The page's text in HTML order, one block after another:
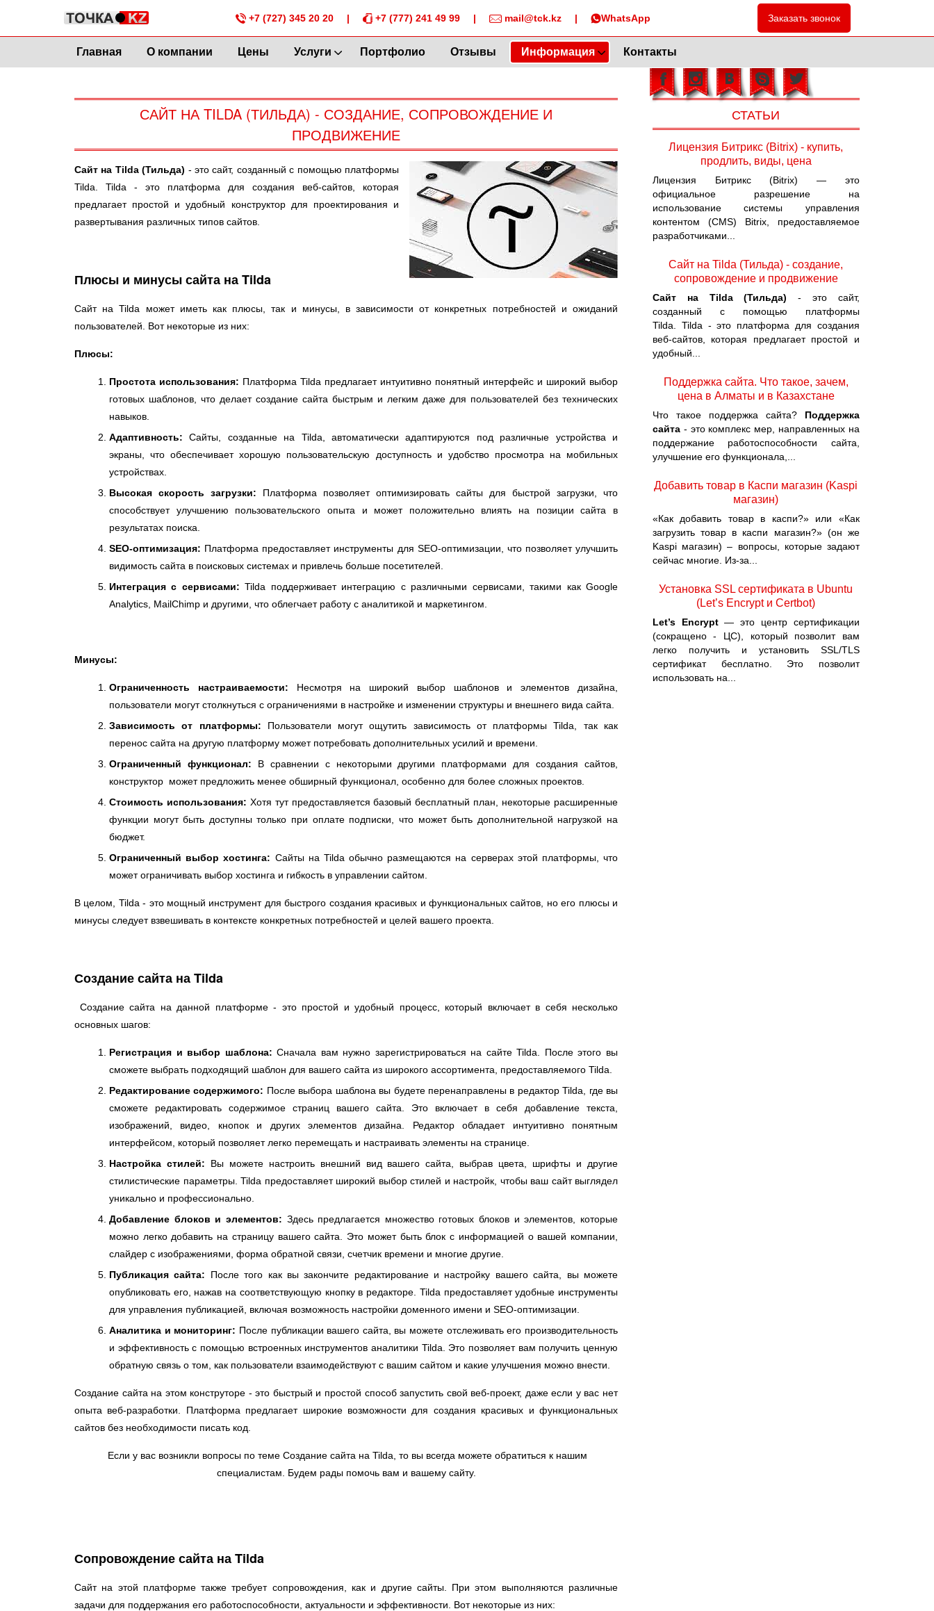
+7 (727) 345 20 20 | +7 (777) 241 49 99 | mail@tck.kz | WhatsApp Заказать звонок
Главная О компании Цены Услуги Портфолио Отзывы Информация Контакты
САЙТ НА TILDA (ТИЛЬДА) - СОЗДАНИЕ, СОПРОВОЖДЕНИЕ И
ПРОДВИЖЕНИЕ
Сайт на Tilda (Тильда) - это сайт, созданный с помощью платформы
Tilda. Tilda - это платформа для создания веб-сайтов, которая
предлагает простой и удобный конструктор для проектирования и
развертывания различных типов сайтов.
Плюсы и минусы сайта на Tilda
Сайт на Tilda может иметь как плюсы, так и минусы, в зависимости от конкретных потребностей и ожиданий
пользователей. Вот некоторые из них:
Плюсы:
Простота использования: Платформа Tilda предлагает интуитивно понятный интерфейс и широкий выбор
готовых шаблонов, что делает создание сайта быстрым и легким даже для пользователей без технических
навыков.
Адаптивность: Сайты, созданные на Tilda, автоматически адаптируются под различные устройства и
экраны, что обеспечивает хорошую пользовательскую доступность и удобство просмотра на мобильных
устройствах.
Высокая скорость загрузки: Платформа позволяет оптимизировать сайты для быстрой загрузки, что
способствует улучшению пользовательского опыта и может положительно влиять на позиции сайта в
результатах поиска.
SEO-оптимизация: Платформа предоставляет инструменты для SEO-оптимизации, что позволяет улучшить
видимость сайта в поисковых системах и привлечь больше посетителей.
Интеграция с сервисами: Tilda поддерживает интеграцию с различными сервисами, такими как Google
Analytics, MailChimp и другими, что облегчает работу с аналитикой и маркетингом.
Минусы:
Ограниченность настраиваемости: Несмотря на широкий выбор шаблонов и элементов дизайна,
пользователи могут столкнуться с ограничениями в настройке и изменении структуры и внешнего вида сайта.
Зависимость от платформы: Пользователи могут ощутить зависимость от платформы Tilda, так как
перенос сайта на другую платформу может потребовать дополнительных усилий и времени.
Ограниченный функционал: В сравнении с некоторыми другими платформами для создания сайтов,
конструктор может предложить менее обширный функционал, особенно для более сложных проектов.
Стоимость использования: Хотя тут предоставляется базовый бесплатный план, некоторые расширенные
функции могут быть доступны только при оплате подписки, что может быть дополнительной нагрузкой на
бюджет.
Ограниченный выбор хостинга: Сайты на Tilda обычно размещаются на серверах этой платформы, что
может ограничивать выбор хостинга и гибкость в управлении сайтом.
В целом, Tilda - это мощный инструмент для быстрого создания красивых и функциональных сайтов, но его плюсы и
минусы следует взвешивать в контексте конкретных потребностей и целей вашего проекта.
Создание сайта на Tilda
Создание сайта на данной платформе - это простой и удобный процесс, который включает в себя несколько
основных шагов:
Регистрация и выбор шаблона: Сначала вам нужно зарегистрироваться на сайте Tilda. После этого вы
сможете выбрать подходящий шаблон для вашего сайта из широкого ассортимента, предоставляемого Tilda.
Редактирование содержимого: После выбора шаблона вы будете перенаправлены в редактор Tilda, где вы
сможете редактировать содержимое страниц вашего сайта. Это включает в себя добавление текста,
изображений, видео, кнопок и других элементов дизайна. Редактор обладает интуитивно понятным
интерфейсом, который позволяет легко перемещать и настраивать элементы на странице.
Настройка стилей: Вы можете настроить внешний вид вашего сайта, выбрав цвета, шрифты и другие
стилистические параметры. Tilda предоставляет широкий выбор стилей и настройк, чтобы ваш сайт выглядел
уникально и профессионально.
Добавление блоков и элементов: Здесь предлагается множество готовых блоков и элементов, которые
можно легко добавить на страницу вашего сайта. Это может быть блок с информацией о вашей компании,
слайдер с изображениями, форма обратной связи, счетчик времени и многие другие.
Публикация сайта: После того как вы закончите редактирование и настройку вашего сайта, вы можете
опубликовать его, нажав на соответствующую кнопку в редакторе. Tilda предоставляет удобные инструменты
для управления публикацией, включая возможность настройки доменного имени и SEO-оптимизации.
Аналитика и мониторинг: После публикации вашего сайта, вы можете отслеживать его производительность
и эффективность с помощью встроенных инструментов аналитики Tilda. Это позволяет вам получить ценную
обратную связь о том, как пользователи взаимодействуют с вашим сайтом и какие улучшения можно внести.
Создание сайта на этом конструторе - это быстрый и простой способ запустить свой веб-проект, даже если у вас нет
опыта веб-разработки. Платформа предлагает широкие возможности для создания красивых и функциональных
сайтов без необходимости писать код.
Если у вас возникли вопросы по теме Создание сайта на Tilda, то вы всегда можете обратиться к нашим
специалистам. Будем рады помочь вам и вашему сайту.
Сопровождение сайта на Tilda
Cайт на этой платформе также требует сопровождения, как и другие сайты. При этом выполняются различные
задачи для поддержания его работоспособности, актуальности и эффективности. Вот некоторые из них:
СТАТЬИ
Лицензия Битрикс (Bitrix) - купить,
продлить, виды, цена
Лицензия Битрикс (Bitrix) — это
официальное разрешение на
использование системы управления
контентом (CMS) Bitrix, предоставляемое
разработчиками...
Сайт на Tilda (Тильда) - создание,
сопровождение и продвижение
Сайт на Tilda (Тильда) - это сайт,
созданный с помощью платформы
Tilda. Tilda - это платформа для создания
веб-сайтов, которая предлагает простой и
удобный...
Поддержка сайта. Что такое, зачем,
цена в Алматы и в Казахстане
Что такое поддержка сайта? Поддержка
сайта- это комплекс мер, направленных на
поддержание работоспособности сайта,
улучшение его функционала,...
Добавить товар в Каспи магазин (Kaspi
магазин)
«Как добавить товар в каспи?» или «Как
загрузить товар в каспи магазин?» (он же
Kaspi магазин) – вопросы, которые задают
сейчас многие. Из-за...
Установка SSL сертификата в Ubuntu
(Let’s Encrypt и Certbot)
Let’s Encrypt— это центр сертификации
(сокращено - ЦС), который позволит вам
легко получить и установить SSL/TLS
сертификат бесплатно. Это позволит
использовать на...